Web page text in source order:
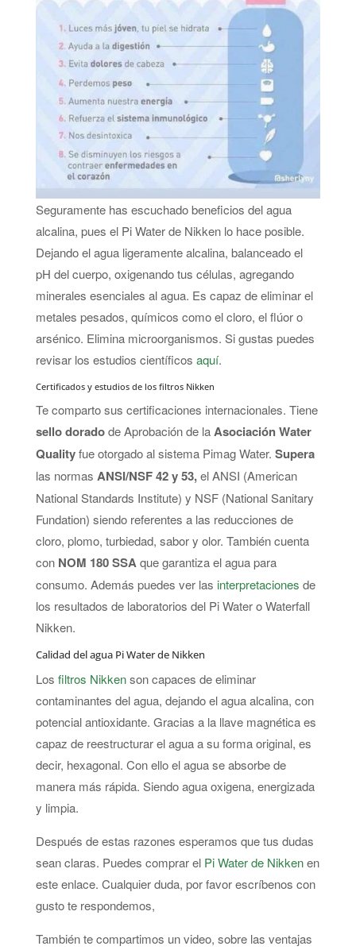
Seguramente has escuchado beneficios del agua
alcalina, pues el Pi Water de Nikken lo hace posible.
Dejando el agua ligeramente alcalina, balanceado el
pH del cuerpo, oxigenando tus células, agregando
minerales esenciales al agua. Es capaz de eliminar el
metales pesados, químicos como el cloro, el flúor o
arsénico. Elimina microorganismos. Si gustas puedes
revisar los estudios científicos aquí.
Certificados y estudios de los filtros Nikken
Te comparto sus certificaciones internacionales. Tiene
sello doradode Aprobación de laAsociación Water
Qualityfue otorgado al sistema Pimag Water. Supera
las normas ANSI/NSF 42 y 53,el ANSI (American
National Standards Institute) y NSF (National Sanitary
Fundation) siendo referentes a las reducciones de
cloro, plomo, turbiedad, sabor y olor. También cuenta
con NOM 180 SSA que garantiza el agua para
consumo. Además puedes ver las interpretaciones de
los resultados de laboratorios del Pi Water o Waterfall
Nikken.
Calidad del agua Pi Water de Nikken
Los filtros Nikkenson capaces de eliminar
contaminantes del agua, dejando el agua alcalina, con
potencial antioxidante. Gracias a la llave magnética es
capaz de reestructurar el agua a su forma original, es
decir, hexagonal. Con ello el agua se absorbe de
manera más rápida. Siendo agua oxigena, energizada
y limpia.
Después de estas razones esperamos que tus dudas
sean claras. Puedes comprar el Pi Water de Nikkenen
este enlace. Cualquier duda, por favor escríbenos con
gusto te respondemos,
También te compartimos un video, sobre las ventajas